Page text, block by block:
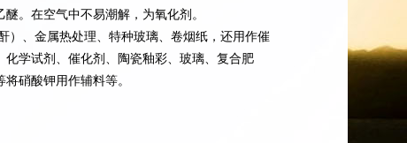
。在空气中不易潮解，为氧化剂。
）、金属热处理、特种玻璃、卷烟纸，还用作催
学试剂、催化剂、陶瓷釉彩、玻璃、复合肥
硝酸钾用作辅料等。